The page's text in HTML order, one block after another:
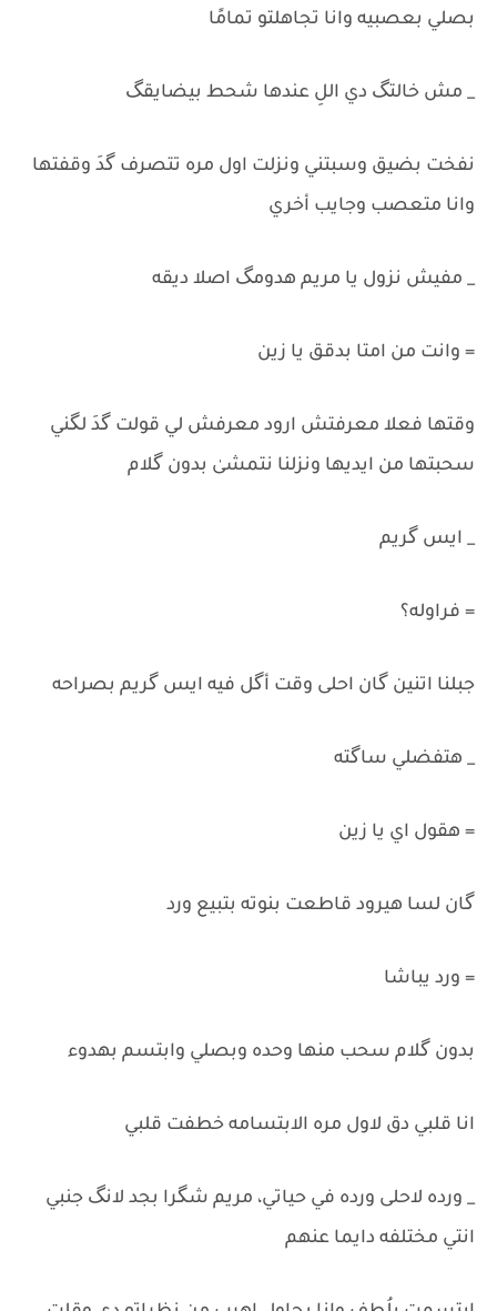
بصلي بعصبيه وانا تجاهلتو تمامًا
_ مش خالتگ دي اللِ عندها شحط بيضايقگ
نفخت بضيق وسبتني ونزلت اول مره تتصرف گدَ وقفتها
وانا متعصب وجايب أخري
_ مفيش نزول يا مريم هدومگ اصلا ديقه
= وانت من امتا بدقق يا زين
وقتها فعلا معرفتش ارود معرفش لي قولت گدَ لگني
سحبتها من ايديها ونزلنا نتمشىٰ بدون گلام
_ ايس گريم
= فراوله؟
جبلنا اتنين گان احلى وقت أگل فيه ايس گريم بصراحه
_ هتفضلي ساگته
= هقول اي يا زين
گان لسا هيرود قاطعت بنوته بتبيع ورد
= ورد يباشا
بدون گلام سحب منها وحده وبصلي وابتسم بهدوء
انا قلبي دق لاول مره الابتسامه خطفت قلبي
_ ورده لاحلى ورده في حياتي، مريم شگرا بجد لانگ جنبي
انتي مختلفه دايما عنهم